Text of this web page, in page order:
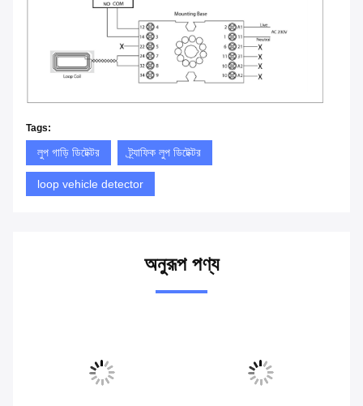
Tags:
লুপ গাড়ি ডিটেক্টর ট্র্যাফিক লুপ ডিটেক্টর
loop vehicle detector
অনুরূপ পণ্য